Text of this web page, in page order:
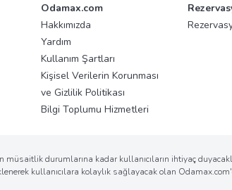
Odamax.com
Hakkımızda
Yardım
Kullanım Şartları
Kişisel Verilerin Korunması
ve Gizlilik Politikası
Bilgi Toplumu Hizmetleri
durumlarına kadar kullanıcıların ihtiyaç
kullanıcılara kolaylık sağlayacak olan